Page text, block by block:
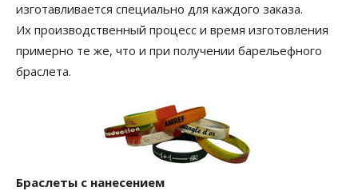
изготавливается специально для каждого заказа.
Их производственный процесс и время изготовления
примерно те же, что и при получении барельефного
браслета.
Браслеты с нанесением